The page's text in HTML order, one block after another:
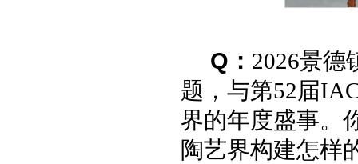
Q ： 2026景德
题，与第52届
界的年度盛事。
陶艺界构建怎样